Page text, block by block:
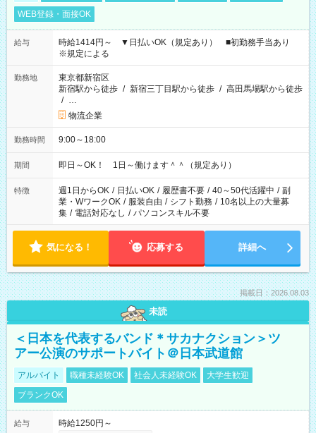
WEB登録・面接OK
給与
時給1414円～ ▼日払いOK（規定あり） ■初勤務手当あり
※規定による
勤務地
東京都新宿区
新宿駅から徒歩 / 新宿三丁目駅から徒歩 / 高田馬場駅から徒歩
/ …
物流企業
勤務時間 9:00～18:00
期間 即日～OK！ 1日～働けます＾＾（規定あり）
特徴 週1日からOK / 日払いOK / 履歴書不要 / 40～50代活躍中 / 副
業・WワークOK / 服装自由 / シフト勤務 / 10名以上の大量募
集 / 電話対応なし / パソコンスキル不要
気になる！ 応募する 詳細へ
掲載日：2026.08.03
未読
＜日本を代表するバンド＊サカナクション＞ツ
アー公演のサポートバイト＠日本武道館
アルバイト 職種未経験OK 社会人未経験OK
大学生歓迎
ブランクOK
給与
時給1250円～